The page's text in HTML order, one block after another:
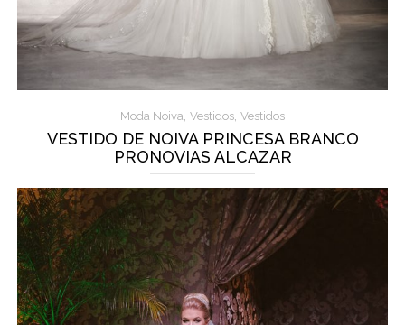
Moda Noiva, Vestidos, Vestidos
VESTIDO DE NOIVA PRINCESA BRANCO
PRONOVIAS ALCAZAR